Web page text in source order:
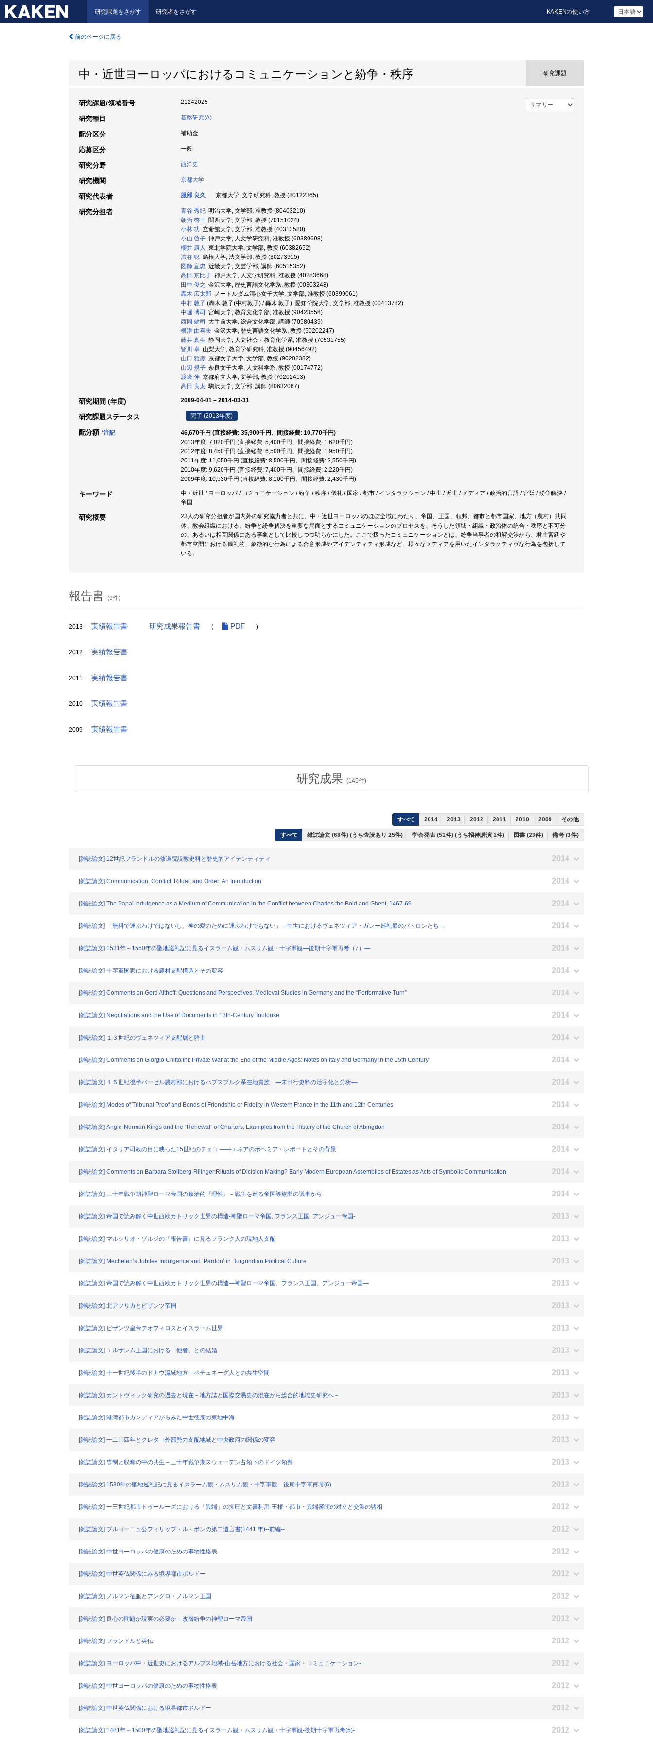
研究課題をさがす 研究者をさがす KAKENの使い方
前のページに戻る
中・近世ヨーロッパにおけるコミュニケーションと紛争・秩序 研究課題
研究課題/領域番号 21242025
研究種目 基盤研究(A)
配分区分 補助金
応募区分 一般
研究分野 西洋史
研究機関 京都大学
研究代表者 服部 良久 京都大学, 文学研究科, 教授 (80122365)
研究分担者 青谷 秀紀 明治大学, 文学部, 准教授 (80403210)
朝治 啓三 関西大学, 文学部, 教授 (70151024)
小林 功 立命館大学, 文学部, 准教授 (40313580)
小山 啓子 神戸大学, 人文学研究科, 准教授 (60380698)
櫻井 康人 東北学院大学, 文学部, 教授 (60382652)
渋谷 聡 島根大学, 法文学部, 教授 (30273915)
図師 宣忠 近畿大学, 文芸学部, 講師 (60515352)
高田 京比子 神戸大学, 人文学研究科, 准教授 (40283668)
田中 俊之 金沢大学, 歴史言語文化学系, 教授 (00303248)
轟木 広太郎 ノートルダム清心女子大学, 文学部, 准教授 (60399061)
中村 敦子 (轟木 敦子(中村敦子) / 轟木 敦子) 愛知学院大学, 文学部, 准教授 (00413782)
中堀 博司
宮崎大学, 教育文化学部, 准教授 (90423558)
西岡 健司
大手前大学, 総合文化学部, 講師 (70580439)
根津 由喜夫 金沢大学, 歴史言語文化学系, 教授 (50202247)
藤井 真生 静岡大学, 人文社会・教育化学系, 准教授 (70531755)
皆川 卓 山梨大学, 教育学研究科, 准教授 (90456492)
山田 雅彦 京都女子大学, 文学部, 教授 (90202382)
山辺 規子 奈良女子大学, 人文科学系, 教授 (00174772)
渡邊 伸 京都府立大学, 文学部, 教授 (70202413)
高田 良太 駒沢大学, 文学部, 講師 (80632067)
研究期間 (年度) 2009-04-01 – 2014-03-31
研究課題ステータス 完了 (2013年度)
配分額 *注記
46,670千円 (直接経費: 35,900千円、間接経費: 10,770千円)
2013年度: 7,020千円 (直接経費: 5,400千円、間接経費: 1,620千円)
2012年度: 8,450千円 (直接経費: 6,500千円、間接経費: 1,950千円)
2011年度: 11,050千円 (直接経費: 8,500千円、間接経費: 2,550千円)
2010年度: 9,620千円 (直接経費: 7,400千円、間接経費: 2,220千円)
2009年度: 10,530千円 (直接経費: 8,100千円、間接経費: 2,430千円)
キーワード
中・近世 / ヨーロッパ / コミュニケーション / 紛争 / 秩序 / 儀礼 / 国家 / 都市 / インタラクション / 中世 / 近世 / メディア / 政治的言語 / 宮廷 / 紛争解決 /
帝国
研究概要
23人の研究分担者が国内外の研究協力者と共に、中・近世ヨーロッパのほぼ全域にわたり、帝国、王国、領邦、都市と都市国家、地方（農村）共同
体、教会組織における、紛争と紛争解決を重要な局面とするコミュニケーションのプロセスを、そうした領域・組織・政治体の統合・秩序と不可分
の、あるいは相互関係にある事象として比較しつつ明らかにした。ここで扱ったコミュニケーションとは、紛争当事者の和解交渉から、君主宮廷や
都市空間における儀礼的、象徴的な行為による合意形成やアイデンティティ形成など、様々なメディアを用いたインタラクティヴな行為を包括して
いる。
報告書 (6件)
2013 実績報告書 研究成果報告書 ( PDF )
2012 実績報告書
2011 実績報告書
2010 実績報告書
2009 実績報告書
研究成果 (145件)
すべて 2014 2013 2012 2011 2010 2009 その他
すべて 雑誌論文 (68件) (うち査読あり 25件) 学会発表 (51件) (うち招待講演 1件) 図書 (23件) 備考 (3件)
[雑誌論文] 12世紀フランドルの修道院説教史料と歴史的アイデンティティ 2014
[雑誌論文] Communication, Conflict, Ritual, and Order: An Introduction 2014
[雑誌論文] The Papal Indulgence as a Medium of Communication in the Conflict between Charles the Bold and Ghent, 1467-69 2014
[雑誌論文] 「無料で運ぶわけではないし、神の愛のために運ぶわけでもない」―中世におけるヴェネツィア・ガレー巡礼船のパトロンたち― 2014
[雑誌論文] 1531年～1550年の聖地巡礼記に見るイスラーム観・ムスリム観・十字軍観―後期十字軍再考（7）― 2014
[雑誌論文] 十字軍国家における農村支配構造とその変容 2014
[雑誌論文] Comments on Gerd Althoff: Questions and Perspectives. Medieval Studies in Germany and the “Performative Turn” 2014
[雑誌論文] Negotiations and the Use of Documents in 13th-Century Toulouse 2014
[雑誌論文] １３世紀のヴェネツィア支配層と騎士 2014
[雑誌論文] Comments on Giorgio Chittolini: Private War at the End of the Middle Ages: Notes on Italy and Germany in the 15th Century" 2014
[雑誌論文] １５世紀後半バーゼル農村部におけるハプスブルク系在地貴族 ―未刊行史料の活字化と分析― 2014
[雑誌論文] Modes of Tribunal Proof and Bonds of Friendship or Fidelity in Western France in the 11th and 12th Centuries 2014
[雑誌論文] Anglo-Norman Kings and the “Renewal” of Charters: Examples from the History of the Church of Abingdon 2014
[雑誌論文] イタリア司教の目に映った15世紀のチェコ ――エネアのボヘミア・レポートとその背景 2014
[雑誌論文] Comments on Barbara Stollberg-Rilinger:Rituals of Dicision Making? Early Modern European Assemblies of Estates as Acts of Symbolic Communication 2014
[雑誌論文] 三十年戦争期神聖ローマ帝国の政治的『理性』－戦争を巡る帝国等族間の議事から 2014
[雑誌論文] 帝国で読み解く中世西欧カトリック世界の構造-神聖ローマ帝国, フランス王国, アンジュー帝国- 2013
[雑誌論文] マルシリオ・ゾルジの『報告書』に見るフランク人の現地人支配 2013
[雑誌論文] Mechelen’s Jubilee Indulgence and ‘Pardon’ in Burgundian Political Culture 2013
[雑誌論文] 帝国で読み解く中世西欧カトリック世界の構造―神聖ローマ帝国、フランス王国、アンジュー帝国― 2013
[雑誌論文] 北アフリカとビザンツ帝国 2013
[雑誌論文] ビザンツ皇帝テオフィロスとイスラーム世界 2013
[雑誌論文] エルサレム王国における「他者」との結婚 2013
[雑誌論文] 十一世紀後半のドナウ流域地方―ペチェネーグ人との共生空間 2013
[雑誌論文] カントヴィック研究の過去と現在－地方誌と国際交易史の混在から総合的地域史研究へ－ 2013
[雑誌論文] 港湾都市カンディアからみた中世後期の東地中海 2013
[雑誌論文] 一二〇四年とクレタ―外部勢力支配地域と中央政府の関係の変容 2013
[雑誌論文] 専制と収奪の中の共生－三十年戦争期スウェーデン占領下のドイツ領邦 2013
[雑誌論文] 1530年の聖地巡礼記に見るイスラーム観・ムスリム観・十字軍観－後期十字軍再考(6) 2013
[雑誌論文] 一三世紀都市トゥールーズにおける「異端」の抑圧と文書利用-王権・都市・異端審問の対立と交渉の諸相- 2012
[雑誌論文] ブルゴーニュ公フィリップ・ル・ボンの第二遺言書(1441 年)--前編-- 2012
[雑誌論文] 中世ヨーロッパの健康のための事物性格表 2012
[雑誌論文] 中世英仏関係にみる境界都市ボルドー 2012
[雑誌論文] ノルマン征服とアングロ・ノルマン王国 2012
[雑誌論文] 良心の問題か現実の必要か－改暦紛争の神聖ローマ帝国 2012
[雑誌論文] フランドルと英仏 2012
[雑誌論文] ヨーロッパ中・近世史におけるアルプス地域-山岳地方における社会・国家・コミュニケーション- 2012
[雑誌論文] 中世ヨーロッパの健康のための事物性格表 2012
[雑誌論文] 中世英仏関係における境界都市ボルドー 2012
[雑誌論文] 1481年～1500年の聖地巡礼記に見るイスラーム観・ムスリム観・十字軍観-後期十字軍再考(5)- 2012